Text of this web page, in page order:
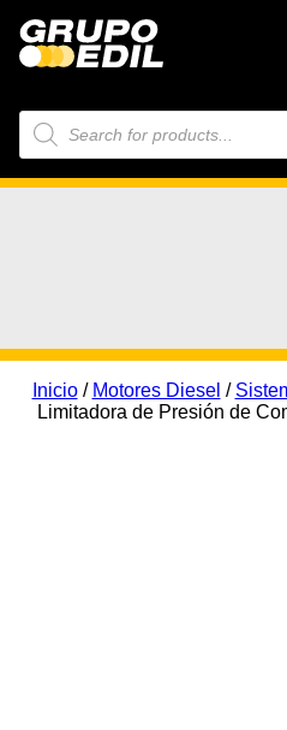
Búsqueda
de
productos
Inicio/ Motores Diesel /
Limitadora de Presión de